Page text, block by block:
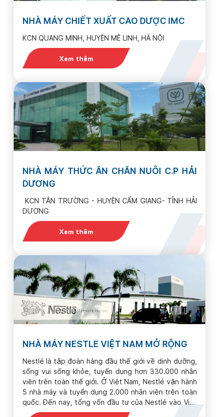
NHÀ MÁY CHIẾT XUẤT CAO DƯỢC IMC
KCN QUANG MINH, HUYỆN MÊ LINH, HÀ NỘI
Xem thêm
NHÀ MÁY THỨC ĂN CHĂN NUÔI C.P HẢI
DƯƠNG
KCN TÂN TRƯỜNG - HUYỆN CẨM GIANG- TỈNH HẢI
DƯƠNG
Xem thêm
NHÀ MÁY NESTLE VIỆT NAM MỞ RỘNG
Nestlé là tập đoàn hàng đầu thế giới về dinh dưỡng,
sống vui sống khỏe, tuyển dụng hơn 330.000 nhân
viên trên toàn thế giới. Ở Việt Nam, Nestlé vận hành
5 nhà máy và tuyển dụng 2.000 nhân viên trên toàn
quốc. Đến nay, tổng vốn đầu tư của Nestlé vào Việt
Nam là […]